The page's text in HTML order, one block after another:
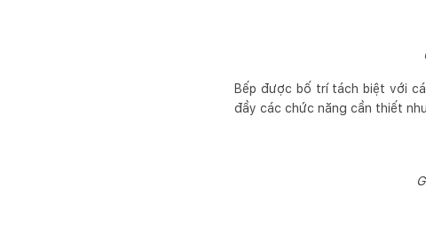
Bếp được bố trí tách biệt với
đầy các chức năng cần thiết